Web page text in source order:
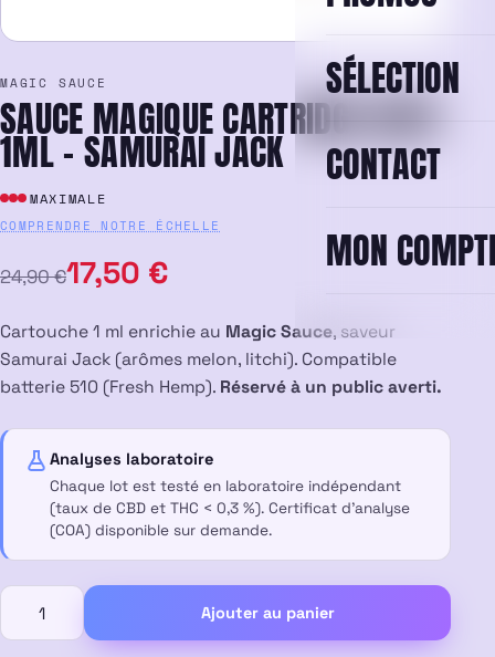
SÉLECTION
CONTACT
MON
MAGIC SAUCE
SAUCE MAGIQUE CARTRIDGE VAPE
1ML – SAMURAI JACK
MAXIMALE
COMPRENDRE NOTRE ÉCHELLE
24,90€
Le
prix
initial
24,90 €.
17,50 €
Le
prix
actuel
17,50 €.
Cartouche 1 ml enrichie au Magic Sauce, saveur
Samurai Jack (arômes melon, litchi). Compatible
batterie 510 (Fresh Hemp). Réservé à un public averti.
Analyses laboratoire
Chaque lot est testé en laboratoire indépendant
(taux de CBD et THC < 0,3 %). Certificat d’analyse
(COA) disponible sur demande.
quantité
Sauce
Ajouter au panier